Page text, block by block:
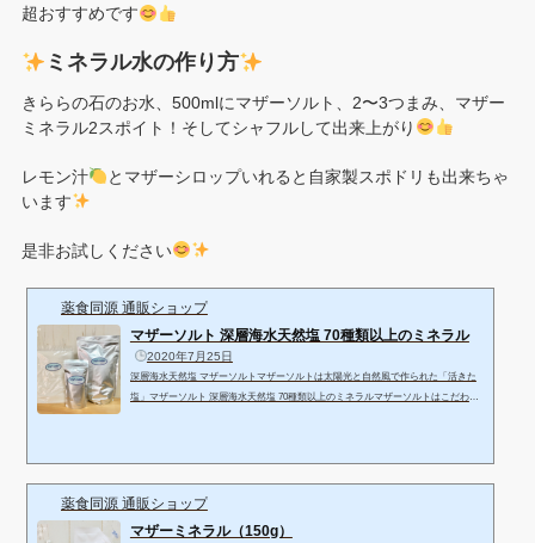
超おすすめです
ミネラル水の作り方
きららの石のお水、500mlにマザーソルト、2〜3つまみ、マザー
ミネラル2スポイト！そしてシャフルして出来上がり
レモン汁
とマザーシロップいれると自家製スポドリも出来ちゃ
います
是非お試しください
薬食同源 通販ショップ
マザーソルト 深層海水天然塩 70種類以上のミネラル
2020年7月25日
深層海水天然塩 マザーソルトマザーソルトは太陽光と自然風で作られた「活きた
塩」マザーソルト 深層海水天然塩 70種類以上のミネラルマザーソルトはこだわり
ソルト詳細［ 容量 ］ … 250g、750g、1.5kgマザーソルトは...
薬食同源 通販ショップ
マザーミネラル（150g）